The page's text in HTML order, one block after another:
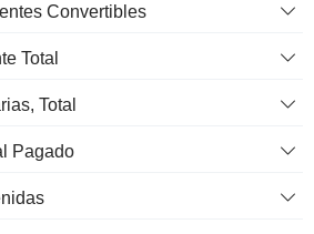
Convertibles
Total
Total
Pagado